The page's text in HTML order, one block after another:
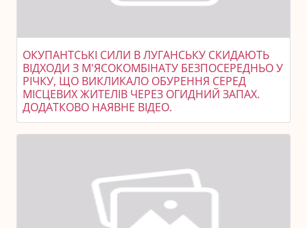
ОКУПАНТСЬКІ СИЛИ В ЛУГАНСЬКУ СКИДАЮТЬ
ВІДХОДИ З М'ЯСОКОМБІНАТУ БЕЗПОСЕРЕДНЬО У
РІЧКУ, ЩО ВИКЛИКАЛО ОБУРЕННЯ СЕРЕД
МІСЦЕВИХ ЖИТЕЛІВ ЧЕРЕЗ ОГИДНИЙ ЗАПАХ.
ДОДАТКОВО НАЯВНЕ ВІДЕО.